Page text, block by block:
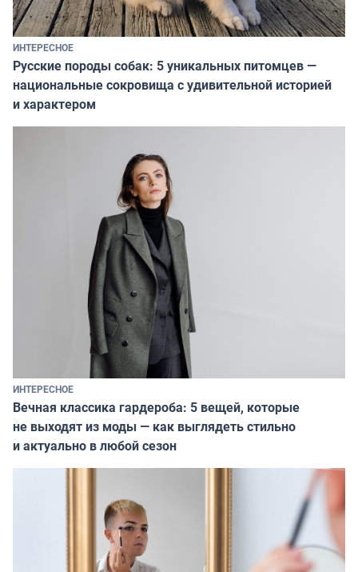
ИНТЕРЕСНОЕ
Русские породы собак: 5 уникальных питомцев —
национальные сокровища с удивительной историей
и характером
ИНТЕРЕСНОЕ
Вечная классика гардероба: 5 вещей, которые
не выходят из моды — как выглядеть стильно
и актуально в любой сезон